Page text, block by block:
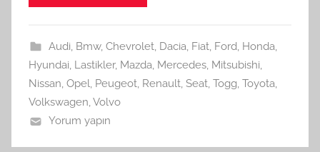
Audi, Bmw, Chevrolet, Dacia, Fiat, Ford, Honda,
Hyundai, Lastikler, Mazda, Mercedes, Mitsubishi,
Nissan, Opel, Peugeot, Renault, Seat, Togg, Toyota,
Volkswagen,Volvo
Yorum yapın